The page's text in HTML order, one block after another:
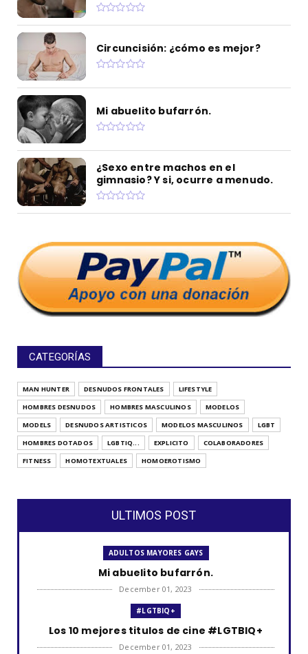
Circuncisión: ¿cómo es mejor?
Mi abuelito bufarrón.
¿Sexo entre machos en el
gimnasio? Y si, ocurre a menudo.
CATEGORÍAS
MAN HUNTER DESNUDOS FRONTALES
LIFESTYLE
HOMBRES DESNUDOS
HOMBRES MASCULINOS
MODELOS
MODELS
DESNUDOS ARTISTICOS MODELOS MASCULINOS
LGBT
HOMBRES DOTADOS
LGBTIQ... EXPLICITO
COLABORADORES
FITNESS
HOMOTEXTUALES HOMOEROTISMO
ULTIMOS POST
ADULTOS MAYORES GAYS
Mi abuelito bufarrón.
December 01, 2023
#LGTBIQ+
Los 10 mejores titulos de cine #LGTBIQ+
December 01, 2023